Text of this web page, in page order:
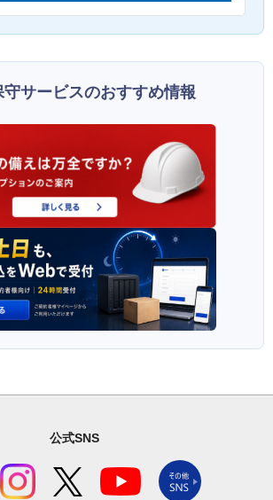
守サービスのおすすめ情報
公式SNS